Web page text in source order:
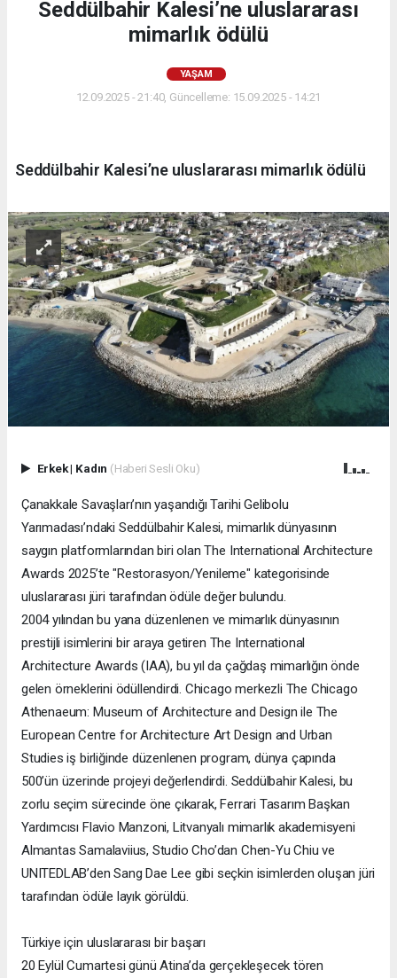
Seddülbahir Kalesi’ne uluslararası
mimarlık ödülü
YAŞAM
12.09.2025 - 21:40, Güncelleme: 15.09.2025 - 14:21
Seddülbahir Kalesi’ne uluslararası mimarlık ödülü
Erkek| Kadın (Haberi Sesli Oku)
Çanakkale Savaşları’nın yaşandığı Tarihi Gelibolu
Yarımadası’ndaki Seddülbahir Kalesi, mimarlık dünyasının
saygın platformlarından biri olan The International Architecture
Awards 2025’te "Restorasyon/Yenileme" kategorisinde
uluslararası jüri tarafından ödüle değer bulundu.
2004 yılından bu yana düzenlenen ve mimarlık dünyasının
prestijli isimlerini bir araya getiren The International
Architecture Awards (IAA), bu yıl da çağdaş mimarlığın önde
gelen örneklerini ödüllendirdi. Chicago merkezli The Chicago
Athenaeum: Museum of Architecture and Design ile The
European Centre for Architecture Art Design and Urban
Studies iş birliğinde düzenlenen program, dünya çapında
500’ün üzerinde projeyi değerlendirdi. Seddülbahir Kalesi, bu
zorlu seçim sürecinde öne çıkarak, Ferrari Tasarım Başkan
Yardımcısı Flavio Manzoni, Litvanyalı mimarlık akademisyeni
Almantas Samalaviius, Studio Cho’dan Chen-Yu Chiu ve
UNITEDLAB’den Sang Dae Lee gibi seçkin isimlerden oluşan jüri
tarafından ödüle layık görüldü.
Türkiye için uluslararası bir başarı
20 Eylül Cumartesi günü Atina’da gerçekleşecek tören